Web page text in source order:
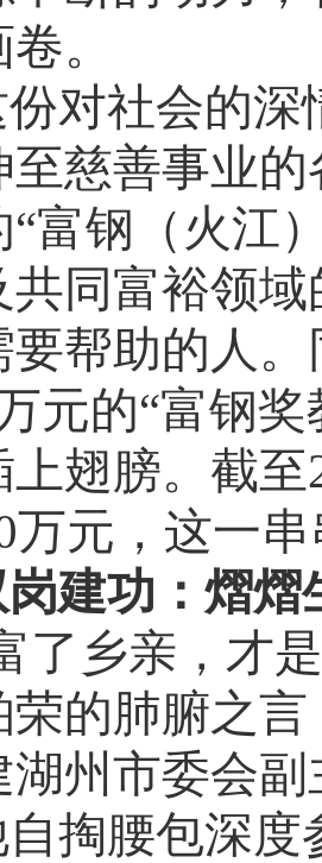
。
对社会的深
至慈善事业
“富钢（火江
共同富裕领
要帮助的人
元的“富钢
上翅膀。截至
万元，这一
建功：熠熠
了乡亲，才
荣的肺腑之
湖州市委会
掏腰包深度